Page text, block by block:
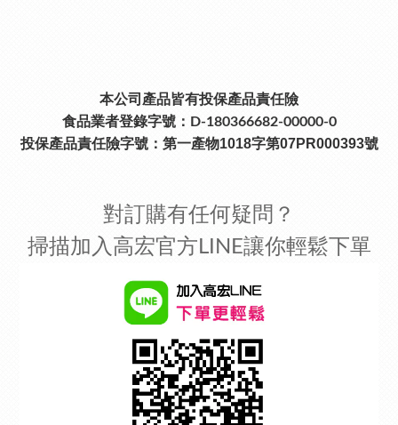
本公司產品皆有投保產品責任險
食品業者登錄字號：D-180366682-00000-0
投保產品責任險字號： 第一產物1018字第07PR000393號
對訂購有任何疑問？
掃描加入高宏官方LINE讓你輕鬆下單